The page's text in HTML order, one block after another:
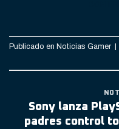
Publicado en Noticias Gamer
Sony lanza
padres control